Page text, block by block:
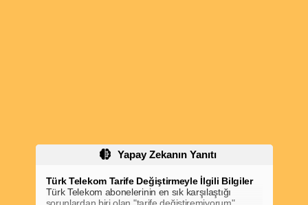
Yapay Zekanın Yanıtı
Türk Telekom Tarife Değiştirmeyle İlgili Bilgiler
Türk Telekom abonelerinin en sık karşılaştığı
sorunlardan biri olan "tarife değiştiremiyorum"